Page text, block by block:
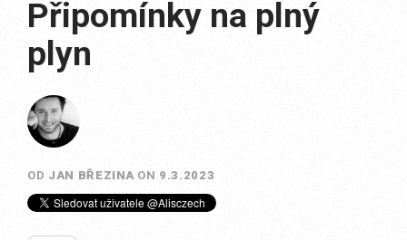
Připomínky na plný
plyn
OD JAN BŘEZINA ON 9.3.2023